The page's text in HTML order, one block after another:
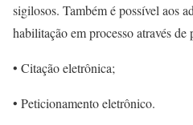
sigilosos. Também é possível aos
habilitação em processo através de
• Citação eletrônica;
• Peticionamento eletrônico.